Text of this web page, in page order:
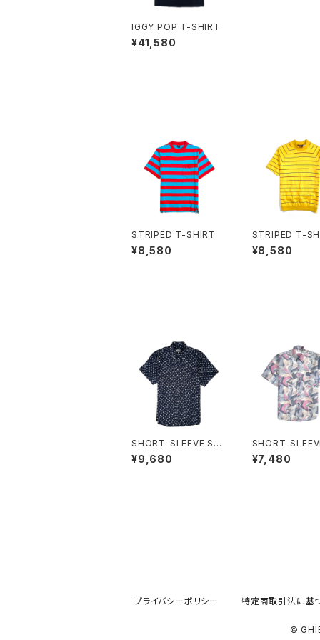
IGGY POP T-SHIRT
¥41,580
STRIPED T-SHIRT
¥8,580
STRIPED T-
¥8,580
SHORT-SLEEVE SHI
RT
¥9,680
SHORT-
RT
¥7,480
プライバシーポリシー 特定商取引法に基
©